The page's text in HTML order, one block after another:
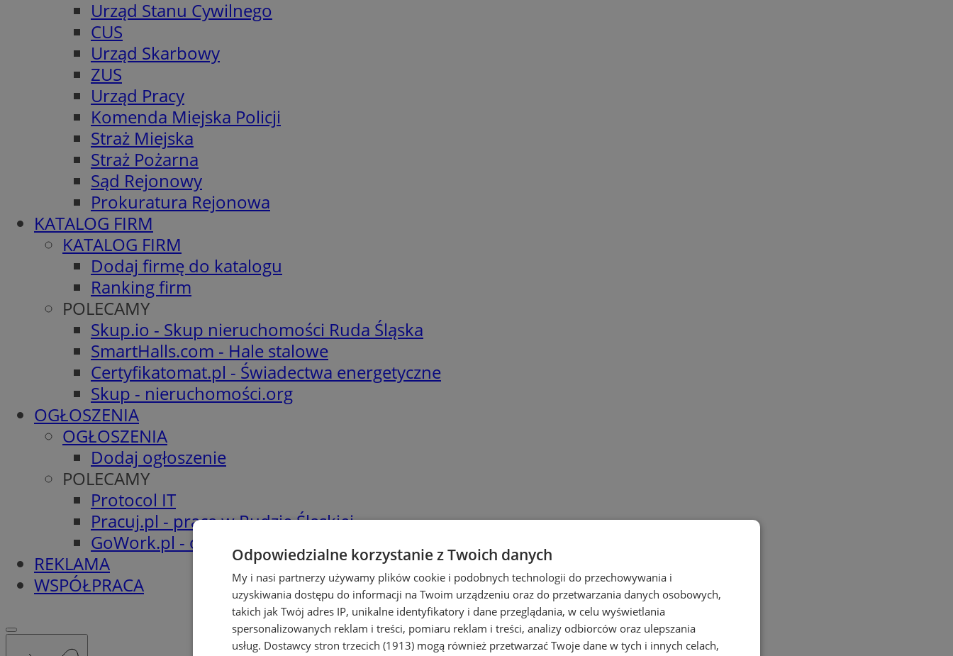
Urząd Stanu Cywilnego
CUS
Urząd Skarbowy
ZUS
Urząd Pracy
Komenda Miejska Policji
Straż Miejska
Straż Pożarna
Sąd Rejonowy
Prokuratura Rejonowa
KATALOG FIRM
KATALOG FIRM
Dodaj firmę do katalogu
Ranking firm
POLECAMY
Skup.io - Skup nieruchomości Ruda Śląska
SmartHalls.com - Hale stalowe
Certyfikatomat.pl - Świadectwa energetyczne
Skup - nieruchomości.org
OGŁOSZENIA
OGŁOSZENIA
Dodaj ogłoszenie
POLECAMY
Protocol IT
Pracuj.pl - praca w Rudzie Śląskiej
GoWork.pl - oferty pracy
REKLAMA
WSPÓŁPRACA
Odpowiedzialne korzystanie z Twoich danych
My i nasi partnerzy używamy plików cookie i podobnych technologii do przechowywania i
uzyskiwania dostępu do informacji na Twoim urządzeniu oraz do przetwarzania danych osobowych,
takich jak Twój adres IP, unikalne identyfikatory i dane przeglądania, w celu wyświetlania
spersonalizowanych reklam i treści, pomiaru reklam i treści, analizy odbiorców oraz ulepszania
usług. Dostawcy stron trzecich (1913) mogą również przetwarzać Twoje dane w tych i innych celach,